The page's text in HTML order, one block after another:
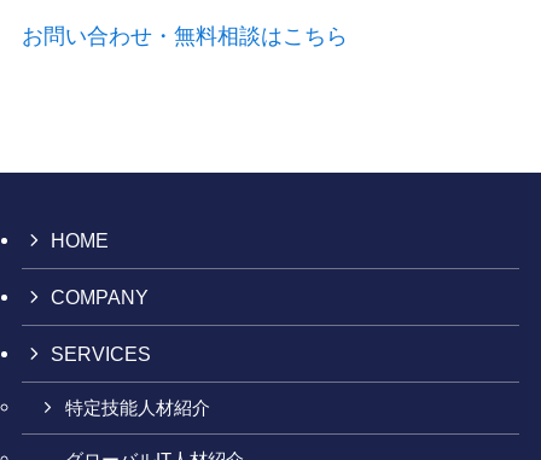
お問い合わせ・無料相談はこちら
HOME
COMPANY
SERVICES
特定技能人材紹介